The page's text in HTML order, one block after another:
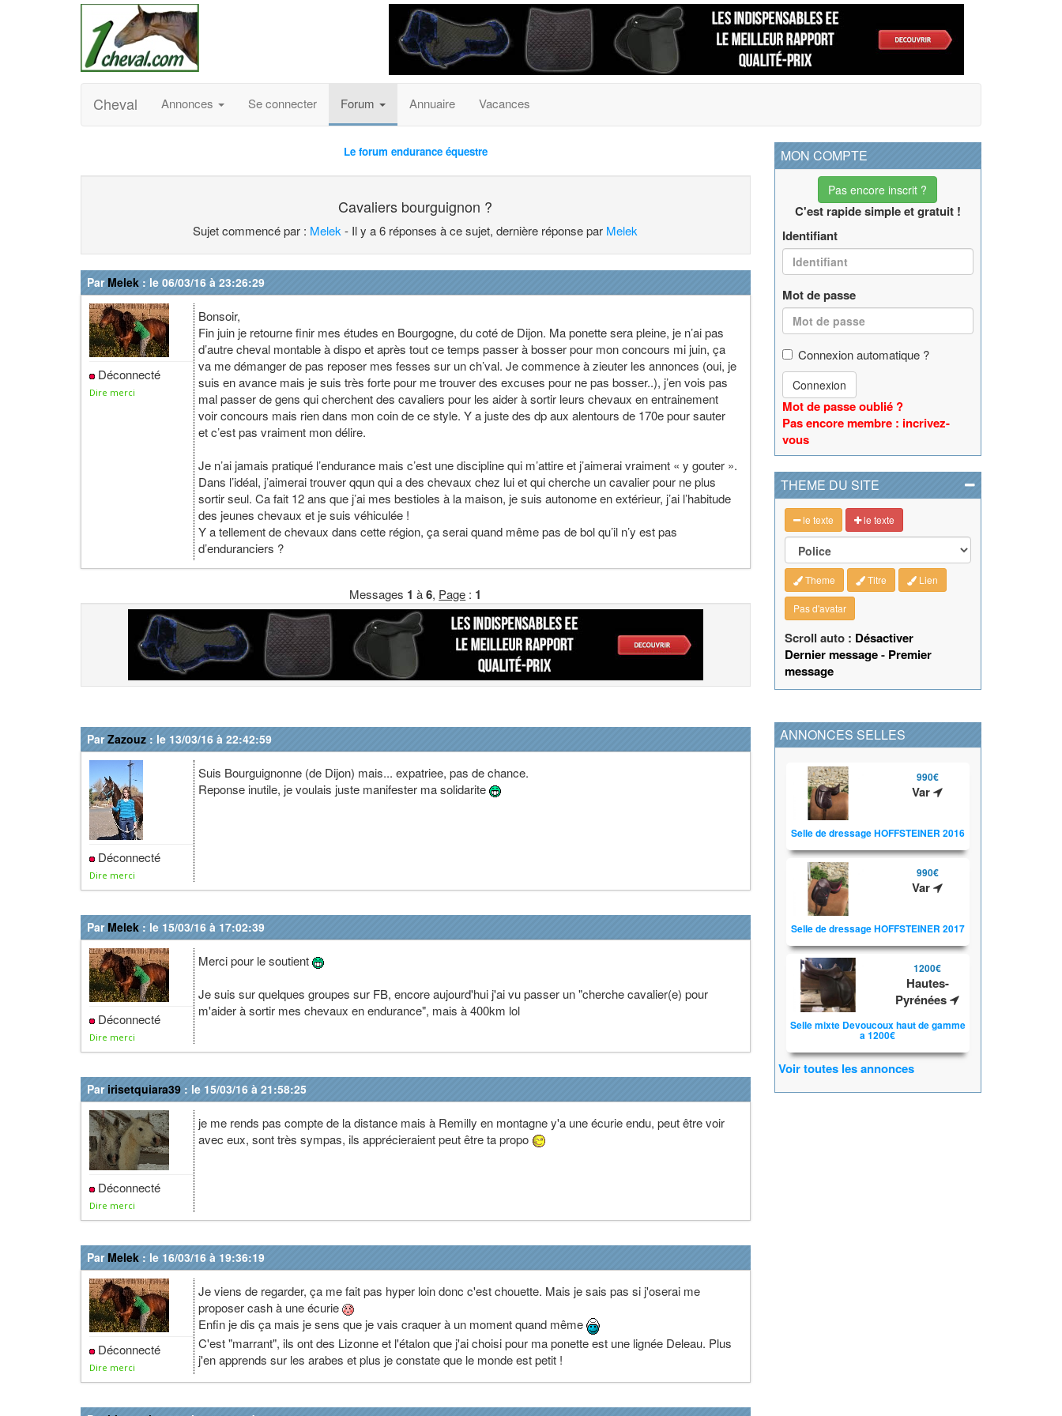
Cheval Annonces Se connecter Forum Annuaire Vacances
Le forum endurance équestre
Cavaliers bourguignon ?
Sujet commencé par : Melek - Il y a 6 réponses à ce sujet, dernière réponse par Melek
Par Melek : le 06/03/16 à 23:26:29
Déconnecté
Dire merci
Bonsoir,
Fin juin je retourne finir mes études en Bourgogne, du coté de Dijon. Ma ponette sera pleine, je n’ai pas
d’autre cheval montable à dispo et après tout ce temps passer à bosser pour mon concours mi juin, ça
va me démanger de pas reposer mes fesses sur un ch’val. Je commence à zieuter les annonces (oui, je
suis en avance mais je suis très forte pour me trouver des excuses pour ne pas bosser..), j’en vois pas
mal passer de gens qui cherchent des cavaliers pour les aider à sortir leurs chevaux en entrainement
voir concours mais rien dans mon coin de ce style. Y a juste des dp aux alentours de 170e pour sauter
et c’est pas vraiment mon délire.
Je n’ai jamais pratiqué l’endurance mais c’est une discipline qui m’attire et j’aimerai vraiment « y gouter ».
Dans l’idéal, j’aimerai trouver qqun qui a des chevaux chez lui et qui cherche un cavalier pour ne plus
sortir seul. Ca fait 12 ans que j’ai mes bestioles à la maison, je suis autonome en extérieur, j’ai l’habitude
des jeunes chevaux et je suis véhiculée !
Y a tellement de chevaux dans cette région, ça serai quand même pas de bol qu’il n’y est pas
d’enduranciers ?
Messages 1 à6, Page : 1
ParZazouz : le 13/03/16 à 22:42:59
Déconnecté
Dire merci
Suis Bourguignonne (de Dijon) mais... expatriee, pas de chance.
Reponse inutile, je voulais juste manifester ma solidarite
Par Melek : le 15/03/16 à 17:02:39
Déconnecté
Dire merci
Merci pour le soutient
Je suis sur quelques groupes sur FB, encore aujourd'hui j'ai vu passer un "cherche cavalier(e) pour
m'aider à sortir mes chevaux en endurance", mais à 400km lol
Par irisetquiara39 : le 15/03/16 à 21:58:25
Déconnecté
Dire merci
je me rends pas compte de la distance mais à Remilly en montagne y'a une écurie endu, peut être voir
avec eux, sont très sympas, ils apprécieraient peut être ta propo
Par Melek : le 16/03/16 à 19:36:19
Déconnecté
Dire merci
Je viens de regarder, ça me fait pas hyper loin donc c'est chouette. Mais je sais pas si j'oserai me
proposer cash à une écurie
Enfin je dis ça mais je sens que je vais craquer à un moment quand même
C'est "marrant", ils ont des Lizonne et l'étalon que j'ai choisi pour ma ponette est une lignée Deleau. Plus
j'en apprends sur les arabes et plus je constate que le monde est petit !
MON COMPTE
Pas encore inscrit ?
C'est rapide simple et gratuit !
Identifiant
Mot de passe
Connexion automatique ?
Connexion
Mot de passe oublié ?
Pas encore membre : incrivez-
vous
THEME DU SITE
le texte le texte
Theme Titre Lien
Pas d'avatar
Scroll auto : Désactiver
Dernier message- Premier
message
ANNONCES SELLES
990€
Var
Selle de dressage HOFFSTEINER 2016
990€
Var
Selle de dressage HOFFSTEINER 2017
1200€
Hautes-
Pyrénées
Selle mixte Devoucoux haut de gamme
a 1200€
Voir toutes les annonces